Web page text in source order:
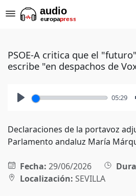
PSOE-A critica que el
escribe "en despachos de
05:29
Declaraciones de la portavoz
Parlamento andaluz María
Fecha: 29/06/2026
Localización: SEVILLA